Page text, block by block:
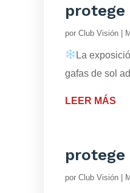
protege
por Club Visión
La
gafas de sol
LEER MÁS
por Club Visión